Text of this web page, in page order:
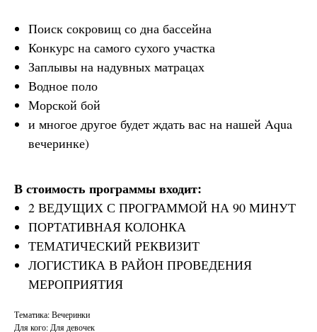
Поиск сокровищ со дна бассейна
Конкурс на самого сухого участка
Заплывы на надувных матрацах
Водное поло
Морской бой
и многое другое будет ждать вас на нашей Aqua
вечеринке)
В стоимость программы входит:
2 ВЕДУЩИХ С ПРОГРАММОЙ НА 90 МИНУТ
ПОРТАТИВНАЯ КОЛОНКА
ТЕМАТИЧЕСКИЙ РЕКВИЗИТ
ЛОГИСТИКА В РАЙОН ПРОВЕДЕНИЯ
МЕРОПРИЯТИЯ
Тематика: Вечеринки
Для кого: Для девочек